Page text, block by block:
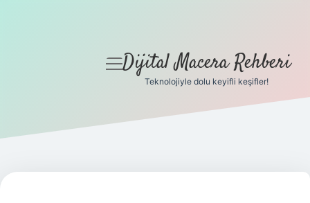
Gizlilik Politikası
Yasal Uyarı
menüyü
Dijital Macera Rehberi
Teknolojiyle dolu keyifli keşifler!